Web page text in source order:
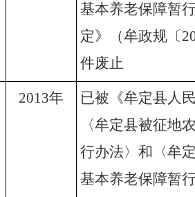
基本养老保障暂
定》（牟政规 〔
件废止
2013年
已被《牟定县人
〈牟定县被征地
行办法〉和〈牟
基本养老保障暂